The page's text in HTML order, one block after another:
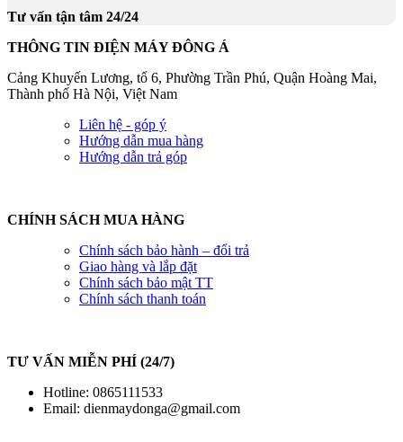
Tư vấn tận tâm 24/24
THÔNG TIN ĐIỆN MÁY ĐÔNG Á
Cảng Khuyến Lương, tổ 6, Phường Trần Phú, Quận Hoàng Mai,
Thành phố Hà Nội, Việt Nam
Liên hệ - góp ý
Hướng dẫn mua hàng
Hướng dẫn trả góp
CHÍNH SÁCH MUA HÀNG
Chính sách bảo hành – đổi trả
Giao hàng và lắp đặt
Chính sách bảo mật TT
Chính sách thanh toán
TƯ VẤN MIỄN PHÍ (24/7)
Hotline: 0865111533
Email: dienmaydonga@gmail.com